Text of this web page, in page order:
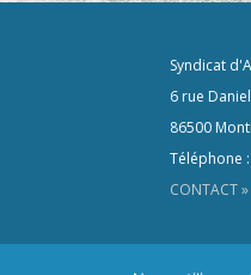
Syndicat
6 rue
86500
Téléphone
CONTACT »